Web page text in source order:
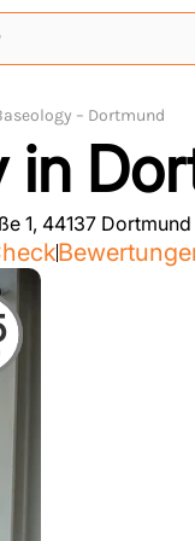
– Dortmund
in
1, 44137 Dortmund